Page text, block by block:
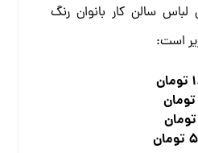
سالن کار بانوان رنگ
است: